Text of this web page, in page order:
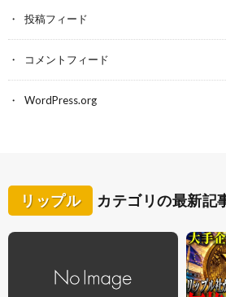
投稿フィード
コメントフィード
WordPress.org
リップル カテゴリの最新記